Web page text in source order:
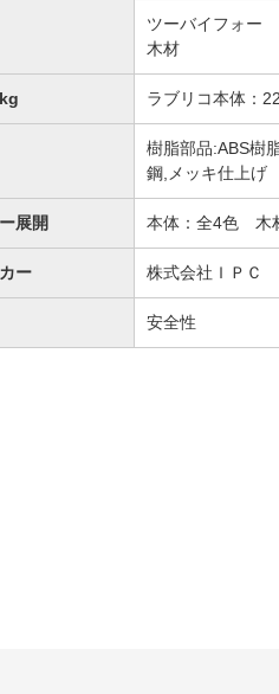
ツーバイフォー
木材
ラブリコ本体：
樹脂部品:ABS樹
鋼,メッキ仕上げ
展開 本体：全4色 木
ー 株式会社ＩＰＣ
安全性